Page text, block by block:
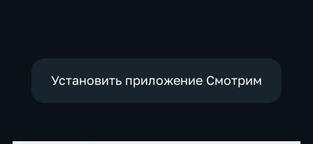
Установить приложение Смотрим